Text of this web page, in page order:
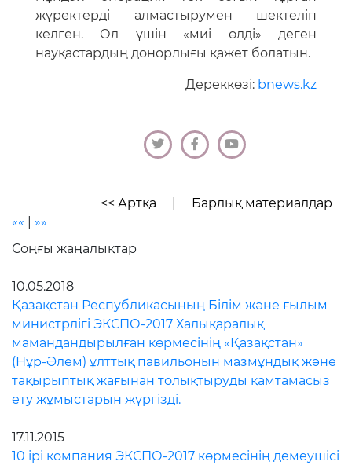
жүректерді алмастырумен шектеліп
келген. Ол үшін «миі өлді» деген
науқастардың донорлығы қажет болатын.
Дереккөзі: bnews.kz
<< Артқа
Барлық материалдар
««
»»
Соңғы жаңалықтар
10.05.2018
Қазақстан Республикасының Білім және ғылым
министрлігі ЭКСПО-2017 Халықаралық
мамандандырылған көрмесінің «Қазақстан»
(Нұр-Әлем) ұлттық павильонын мазмұндық және
тақырыптық жағынан толықтыруды қамтамасыз
ету жұмыстарын жүргізді.
17.11.2015
10 ірі компания ЭКСПО-2017 көрмесінің демеушісі